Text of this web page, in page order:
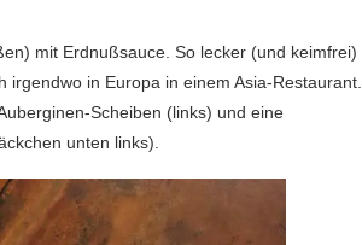
mit Erdnußsauce. So lecker (und keimfrei)
irgendwo in Europa in einem Asia-Restaurant.
Scheiben (links) und eine
unten links).